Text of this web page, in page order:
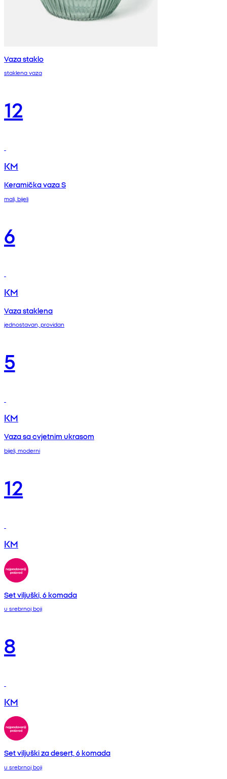
Vaza staklo
staklena vaza
12
KM
Keramička vaza S
mali, bijeli
6
KM
Vaza staklena
jednostavan, providan
5
KM
Vaza sa cvjetnim ukrasom
bijeli, moderni
12
KM
Set viljuški, 6 komada
u srebrnoj boji
8
KM
Set viljuški za desert, 6 komada
u srebrnoj boji